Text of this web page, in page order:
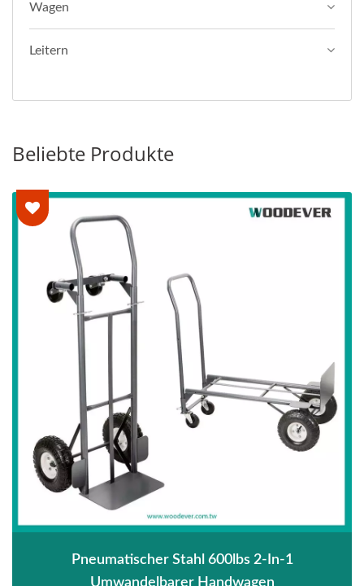
Wagen
Leitern
Beliebte Produkte
Pneumatischer Stahl 600lbs 2-In-1
Umwandelbarer Handwagen